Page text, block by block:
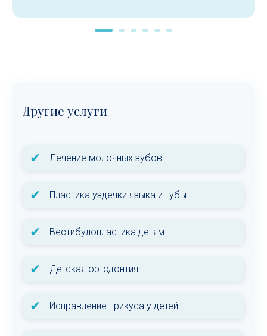
Другие услуги
✔ Лечение молочных зубов
✔ Пластика уздечки языка и губы
✔ Вестибулопластика детям
✔ Детская ортодонтия
✔ Исправление прикуса у детей